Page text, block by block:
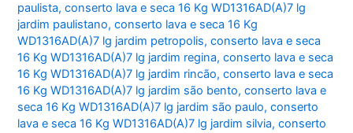
paulista,conserto lava e seca 16 Kg WD1316AD(A)7 lg
jardim paulistano,conserto lava e seca 16 Kg
WD1316AD(A)7 lg jardim petropolis,conserto lava e seca
16 Kg WD1316AD(A)7 lg jardim regina,conserto lava e seca
16 Kg WD1316AD(A)7 lg jardim rincão,conserto lava e seca
16 Kg WD1316AD(A)7 lg jardim são bento,conserto lava e
seca 16 Kg WD1316AD(A)7 lg jardim são paulo,conserto
lava e seca 16 Kg WD1316AD(A)7 lg jardim silvia,conserto